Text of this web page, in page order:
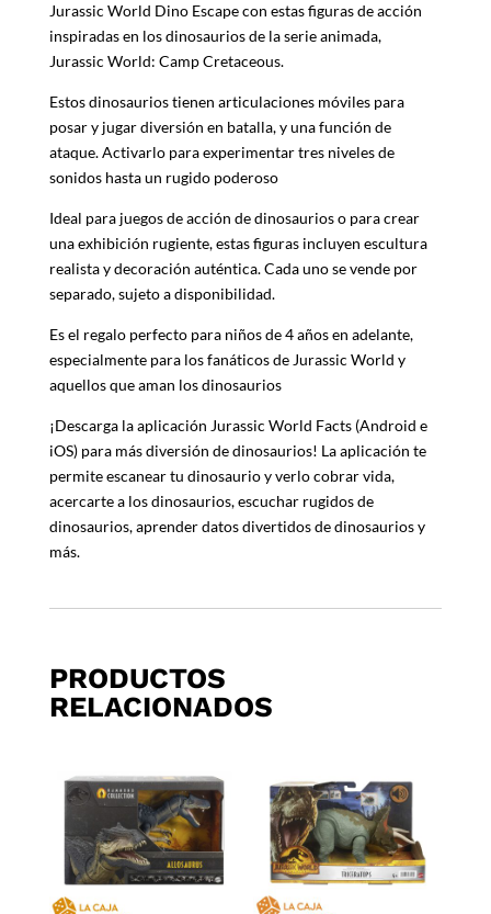
Jurassic World Dino Escape con estas figuras de acción
inspiradas en los dinosaurios de la serie animada,
Jurassic World: Camp Cretaceous.
Estos dinosaurios tienen articulaciones móviles para
posar y jugar diversión en batalla, y una función de
ataque. Activarlo para experimentar tres niveles de
sonidos hasta un rugido poderoso
Ideal para juegos de acción de dinosaurios o para crear
una exhibición rugiente, estas figuras incluyen escultura
realista y decoración auténtica. Cada uno se vende por
separado, sujeto a disponibilidad.
Es el regalo perfecto para niños de 4 años en adelante,
especialmente para los fanáticos de Jurassic World y
aquellos que aman los dinosaurios
¡Descarga la aplicación Jurassic World Facts (Android e
iOS) para más diversión de dinosaurios! La aplicación te
permite escanear tu dinosaurio y verlo cobrar vida,
acercarte a los dinosaurios, escuchar rugidos de
dinosaurios, aprender datos divertidos de dinosaurios y
más.
PRODUCTOS
RELACIONADOS